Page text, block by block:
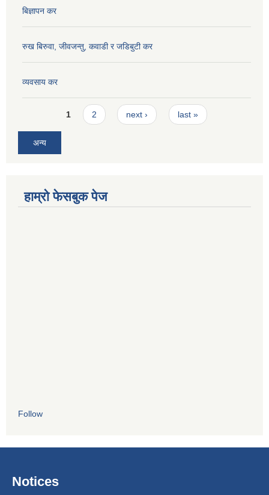
बिज्ञापन कर
रुख बिरुवा, जीवजन्तु, कवाडी र जडिबुटी कर
व्यवसाय कर
Pages1 2 next › last »
अन्य
हाम्रो फेसबुक पेज
Follow
Notices